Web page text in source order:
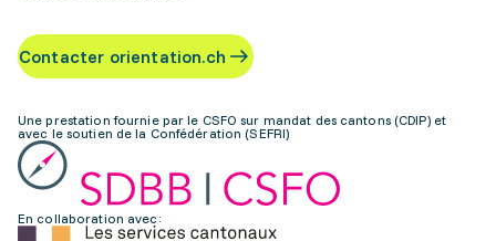
Contacter orientation.ch
Une prestation fournie par le CSFO sur mandat des cantons (CDIP) et
avec le soutien de la Confédération (SEFRI)
En collaboration avec: